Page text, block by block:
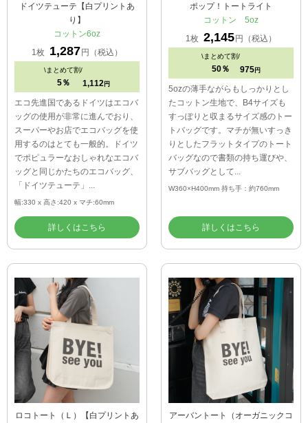
ドイツテューテ【白プリントあ
り】
コットン6oz
1枚
1,287 円（税込）
\まとめて割/
5％ 1,112 円
エコ先進国であるドイツはエコバ
ッグの使用が非常に進んでおり、
スーパーやお店でエコバッグを使
用するのはとても一般的。ドイツ
でポピュラーなおしゃれなエコバ
ッグと同じかたちのエコバッグ、
「ドイツテューテ」...
幅:330 x 高さ:420 x マチ:60mm
詳しくはこちら
ポップ！トートライト
コットン 5oz
1枚 2,145 円（税込）
\まとめて割/
50％ 975 円
5ozの薄手ながらもしっかりとし
たコットン生地で、B4サイズも
すっぽりと収まるサイズ感のトー
トバッグです。マチが無いすっき
りとしたフラットタイプのトート
バッグなので書類の持ち運びや、
サブバッグとして...
W360×H400mm 持ち手：約760mm
詳しくはこちら
ロコトート（Ｌ）【白プリントあ
アーバントート（オーガニックコ